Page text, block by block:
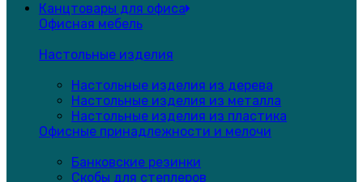
Канцтовары для офиса
Офисная мебель
Настольные изделия
Настольные изделия из дерева
Настольные изделия из металла
Настольные изделия из пластика
Офисные принадлежности и мелочи
Банковские резинки
Скобы для степлеров